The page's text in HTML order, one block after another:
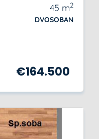
45 m2
DVOSOBAN
€164.500